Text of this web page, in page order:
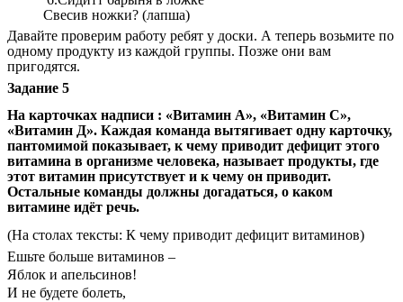
Свесив ножки? (лапша)
Давайте проверим работу ребят у доски. А теперь возьмите по
одному продукту из каждой группы. Позже они вам
пригодятся.
Задание 5
На карточках надписи : «Витамин А», «Витамин С»,
«Витамин Д». Каждая команда вытягивает одну карточку,
пантомимой показывает, к чему приводит дефицит этого
витамина в организме человека, называет продукты, где
этот витамин присутствует и к чему он приводит.
Остальные команды должны догадаться, о каком
витамине идёт речь.
(На столах тексты: К чему приводит дефицит витаминов)
Ешьте больше витаминов –
Яблок и апельсинов!
И не будете болеть,